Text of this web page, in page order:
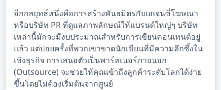
อีกกลยุทธ์หนึ่งคือการสร้างพันธมิตรกับเอเจนซี่โฆษณา
หรือบริษัท PR ที่ดูแลภาพลักษณ์ให้แบรนด์ใหญ่ๆ บริษัท
เหล่านี้มักจะมีงบประมาณสำหรับการเขียนคอนเทนต์อยู่
แล้ว แต่บ่อยครั้งที่พวกเขาขาดนักเขียนที่มีความลึกซึ้งใน
เชิงธุรกิจ การเสนอตัวเป็นพาร์ทเนอร์ภายนอก
(Outsource) จะช่วยให้คุณเข้าถึงลูกค้าระดับโลกได้ง่าย
ขึ้นโดยไม่ต้องเริ่มต้นจากศูนย์